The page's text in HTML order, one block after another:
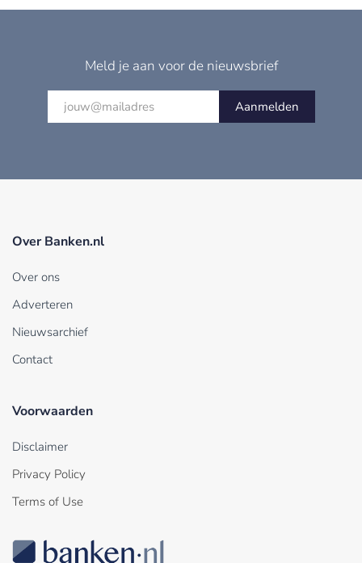
Meld je aan voor de nieuwsbrief
Aanmelden
Over Banken.nl
Over ons
Adverteren
Nieuwsarchief
Contact
Voorwaarden
Disclaimer
Privacy Policy
Terms of Use